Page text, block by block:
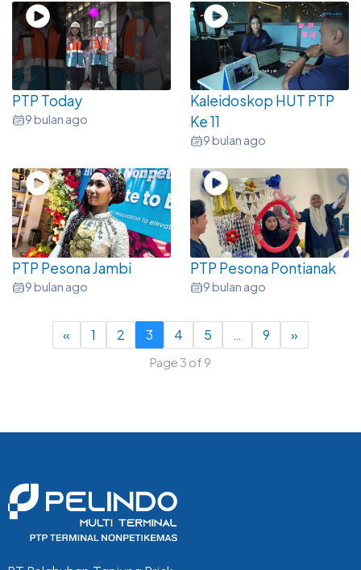
PTP Today
9 bulan ago
Kaleidoskop HUT PTP
Ke 11
9 bulan ago
PTP Pesona Jambi
9 bulan ago
PTP Pesona Pontianak
9 bulan ago
« 1 2 3 4 5 … 9 »
Page 3 of 9